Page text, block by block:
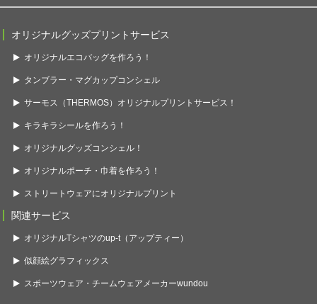
オリジナルグッズプリントサービス
オリジナルエコバッグを作ろう！
タンブラー・マグカップコンシェル
サーモス（THERMOS）オリジナルプリントサービス！
キラキラシールを作ろう！
オリジナルグッズコンシェル！
オリジナルポーチ・巾着を作ろう！
ストリートウェアにオリジナルプリント
関連サービス
オリジナルTシャツのup-t（アップティー）
似顔絵グラフィックス
スポーツウェア・チームウェアメーカーwundou